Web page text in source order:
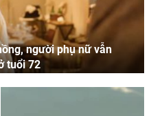
người phụ nữ vẫn
tuổi 72